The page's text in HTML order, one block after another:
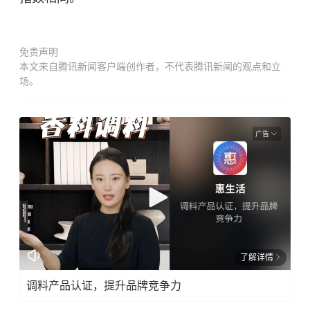
免责声明
本文来自腾讯新闻客户端创作者，不代表腾讯新闻的观点和立
场。
广告
了解详情
调料产品认证，提升品牌竞争力